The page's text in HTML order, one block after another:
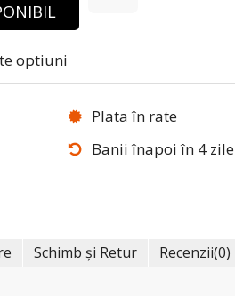
optiuni
Plata în rate
Banii înapoi în 4 zile
Schimb și Retur Recenzii(0)